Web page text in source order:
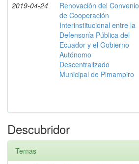
2019-04-24
Renovación del Convenio
de Cooperación
Interinstitucional entre la
Defensoría Pública del
Ecuador y el Gobierno
Autónomo
Descentralizado
Municipal de Pimampiro
Descubridor
Temas